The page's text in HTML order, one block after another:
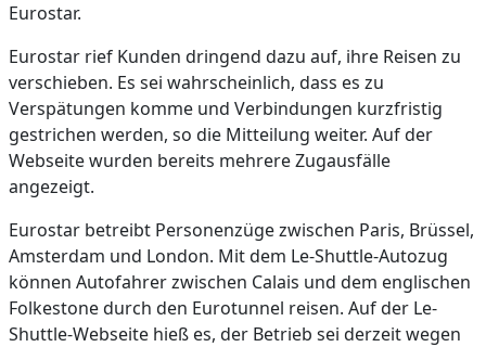
Eurostar.
Eurostar rief Kunden dringend dazu auf, ihre Reisen zu
verschieben. Es sei wahrscheinlich, dass es zu
Verspätungen komme und Verbindungen kurzfristig
gestrichen werden, so die Mitteilung weiter. Auf der
Webseite wurden bereits mehrere Zugausfälle
angezeigt.
Eurostar betreibt Personenzüge zwischen Paris, Brüssel,
Amsterdam und London. Mit dem Le-Shuttle-Autozug
können Autofahrer zwischen Calais und dem englischen
Folkestone durch den Eurotunnel reisen. Auf der Le-
Shuttle-Webseite hieß es, der Betrieb sei derzeit wegen